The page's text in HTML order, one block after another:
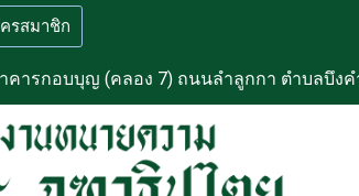
รสมาชิก
คารกอบบุญ (คลอง 7) ถนนลำลูกกา ตำบลบึงค